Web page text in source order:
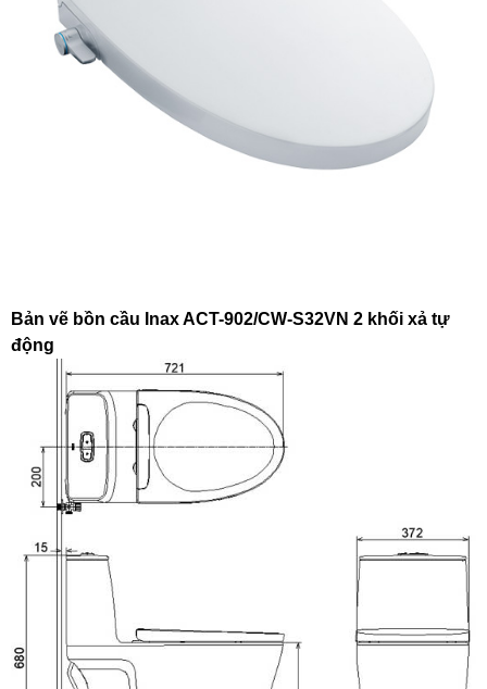
Bản vẽ bồn cầu Inax ACT-902/CW-S32VN 2 khối xả tự
động